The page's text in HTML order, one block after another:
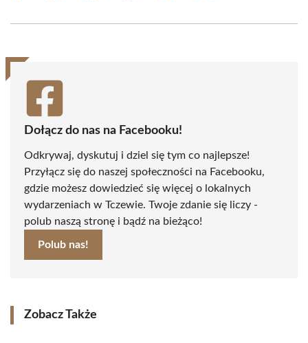
(Twitter)
Dołącz do nas na Facebooku!
Odkrywaj, dyskutuj i dziel się tym co najlepsze!
Przyłącz się do naszej społeczności na Facebooku,
gdzie możesz dowiedzieć się więcej o lokalnych
wydarzeniach w Tczewie. Twoje zdanie się liczy -
polub naszą stronę i bądź na bieżąco!
Polub nas!
Zobacz Także